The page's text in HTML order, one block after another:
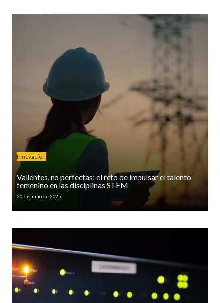
Innovación
Valientes, no perfectas: el reto de impulsar el talento
femenino en las disciplinas STEM
20 de junio de 2025